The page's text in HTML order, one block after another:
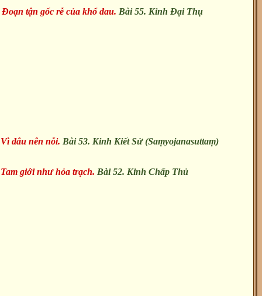
Đoạn tận gốc rễ của khổ đau. Bài 55. Kinh Đại Thụ
Vì đâu nên nỗi. Bài 53. Kinh Kiết Sử (Saṃyojanasuttaṃ)
Tam giới như hỏa trạch. Bài 52. Kinh Chấp Thủ